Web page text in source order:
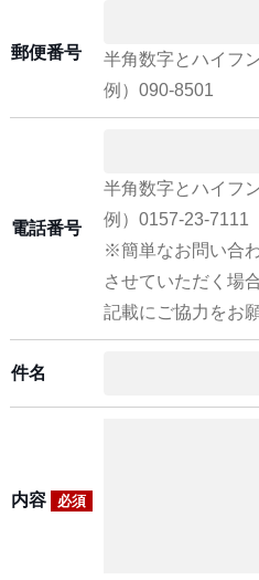
郵便番号
半角数字とハイフ
例）090-8501
電話番号
半角数字とハイフ
例）0157-23-7111
※簡単なお問い合
させていただく場
記載にご協力をお
件名
内容 必須